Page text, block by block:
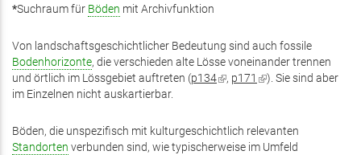
*Suchraum für Böden mit Archivfunktion
Von landschaftsgeschichtlicher Bedeutung sind auch fossile
Bodenhorizonte, die verschieden alte Lösse voneinander trennen
und örtlich im Lössgebiet auftreten (p134(Link
, p171 (Link
). Sie sind aber
im Einzelnen nicht auskartierbar.
Böden, die unspezifisch mit kulturgeschichtlich relevanten
Standorten verbunden sind, wie typischerweise im Umfeld